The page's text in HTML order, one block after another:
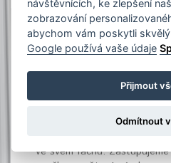
antPROFITOOLSs.r.o. -
HÜRNER SchweisstechnikGmb
Již více než 30 let
potrubí. Dodáváme
Naše řešení přinášejí firmám
ve svém fachu.
návštěvnících, ke zlepšení
zobrazování
abychom vám poskytli
Google používá vaše údaje
Přijmout
Odmítnout